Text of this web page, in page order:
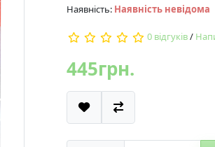
Наявність: Наявність невідома
0 відгуків/
445грн.